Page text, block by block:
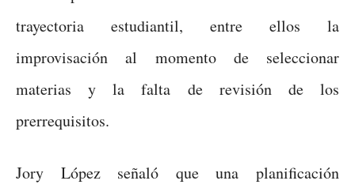
trayectoria estudiantil, entre ellos la
improvisación al momento de seleccionar
materias y la falta de revisión de los
prerrequisitos.
Jory López señaló que una planificación